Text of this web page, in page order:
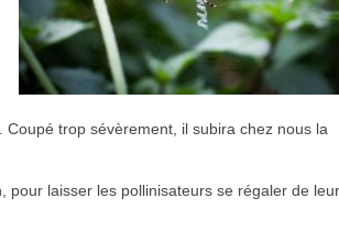
trop sévèrement, il subira chez nous la
pour laisser les pollinisateurs se régaler de leur